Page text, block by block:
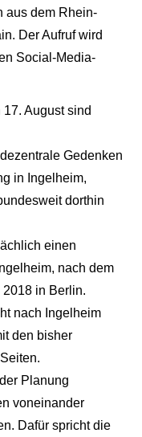
aus dem Rhein-
Der Aufruf wird
Social-Media-
August sind
Gedenken
in Ingelheim,
dorthin
einen
nach dem
in Berlin.
nach Ingelheim
den bisher
Planung
voneinander
Dafür spricht die